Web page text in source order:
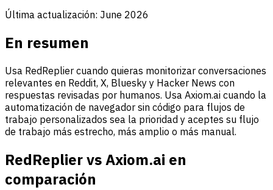
Última actualización: June 2026
En resumen
Usa RedReplier cuando quieras monitorizar conversaciones
relevantes en Reddit, X, Bluesky y Hacker News con
respuestas revisadas por humanos. Usa Axiom.ai cuando la
automatización de navegador sin código para flujos de
trabajo personalizados sea la prioridad y aceptes su flujo
de trabajo más estrecho, más amplio o más manual.
RedReplier vs Axiom.ai en
comparación